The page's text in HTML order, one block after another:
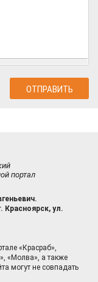
портал
Красноярск, ул.
«Красраб»,
«Молва», а также
могут не совпадать